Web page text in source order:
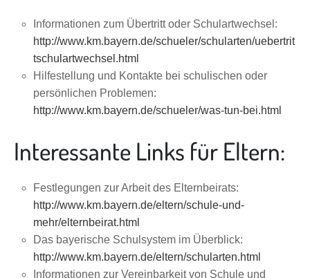
Informationen zum Übertritt oder Schulartwechsel:
http://www.km.bayern.de/schueler/schularten/uebertrit
tschulartwechsel.html
Hilfestellung und Kontakte bei schulischen oder
persönlichen Problemen:
http://www.km.bayern.de/schueler/was-tun-bei.html
Interessante Links für Eltern:
Festlegungen zur Arbeit des Elternbeirats:
http://www.km.bayern.de/eltern/schule-und-
mehr/elternbeirat.html
Das bayerische Schulsystem im Überblick:
http://www.km.bayern.de/eltern/schularten.html
Informationen zur Vereinbarkeit von Schule und